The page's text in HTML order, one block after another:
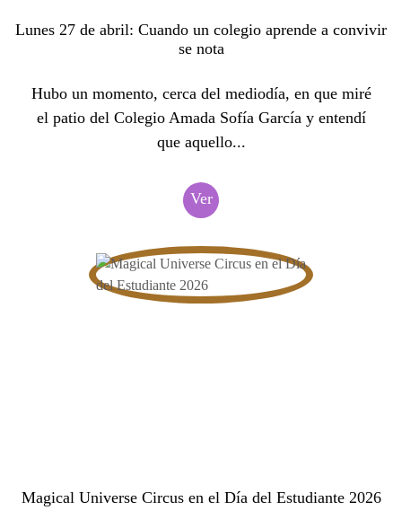
Lunes 27 de abril: Cuando un colegio aprende a convivir
se nota
Hubo un momento, cerca del mediodía, en que miré
el patio del Colegio Amada Sofía García y entendí
que aquello...
Ver
Magical Universe Circus en el Día del Estudiante 2026